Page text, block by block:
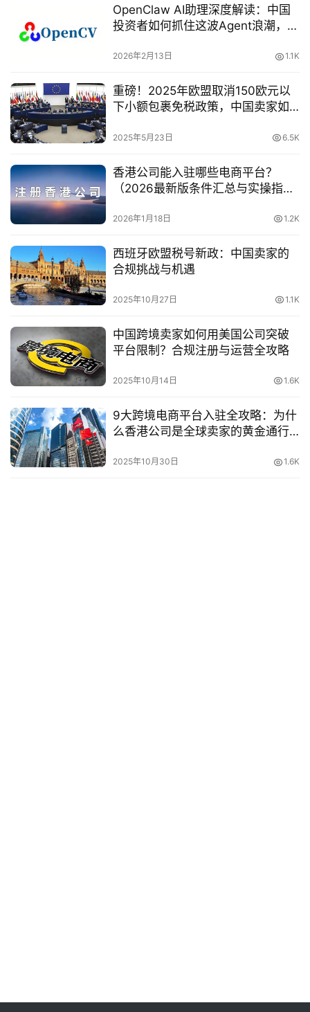
OpenClaw AI助理深度解读：中国
投资者如何抓住这波Agent浪潮，实
2026年2月13日 1.1K
重磅！2025年欧盟取消150欧元以
下小额包裹免税政策，中国卖家如
2025年5月23日 6.5K
香港公司能入驻哪些电商平台？
（2026最新版条件汇总与实操指
2026年1月18日 1.2K
西班牙欧盟税号新政：中国卖家的
合规挑战与机遇
2025年10月27日 1.1K
中国跨境卖家如何用美国公司突破
平台限制？合规注册与运营全攻略
2025年10月14日 1.6K
9大跨境电商平台入驻全攻略：为什
么香港公司是全球卖家的黄金通行
2025年10月30日 1.6K